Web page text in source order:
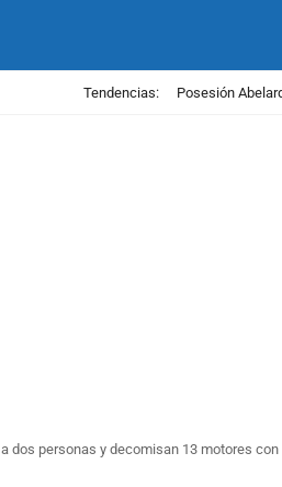
Tendencias: Posesión
dos personas y decomisan 13 motores